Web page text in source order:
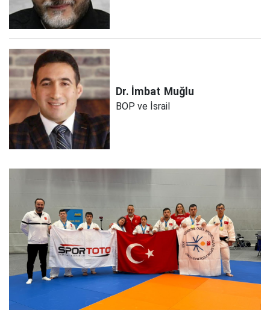
Dr. İmbat Muğlu
BOP ve İsrail